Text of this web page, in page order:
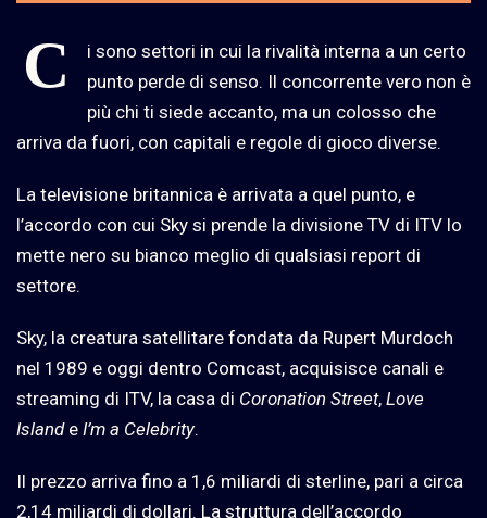
C
i sono settori in cui la rivalità interna a un certo
punto perde di senso. Il concorrente vero non è
più chi ti siede accanto, ma un colosso che
arriva da fuori, con capitali e regole di gioco diverse.
La televisione britannica è arrivata a quel punto, e
l’accordo con cui Sky si prende la divisione TV di ITV lo
mette nero su bianco meglio di qualsiasi report di
settore.
Sky, la creatura satellitare fondata da Rupert Murdoch
nel 1989 e oggi dentro Comcast, acquisisce canali e
streaming di ITV, la casa di Coronation Street, Love
Islande I’m a Celebrity.
Il prezzo arriva fino a 1,6 miliardi di sterline, pari a circa
2,14 miliardi di dollari. La struttura dell’accordo